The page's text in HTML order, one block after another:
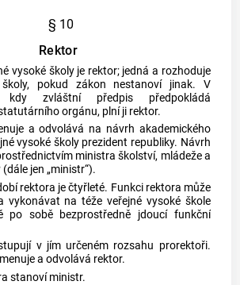
§ 10
Rektor
vysoké školy je rektor; jedná a rozhoduje
pokud zákon nestanoví jinak. V
kdy zvláštní předpis předpokládá
orgánu, plní ji rektor.
a odvolává na návrh akademického
vysoké školy prezident republiky. Návrh
ministra školství, mládeže a
jen „ministr“).
rektora je čtyřleté. Funkci rektora může
vykonávat na téže veřejné vysoké škole
po sobě bezprostředně jdoucí funkční
v jím určeném rozsahu prorektoři.
a odvolává rektor.
stanoví ministr.